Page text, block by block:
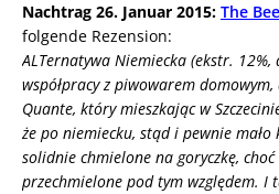
Nachtrag 26. Januar 2015: The
folgende Rezension:
ALTernatywa Niemiecka (ekstr.
współpracy z piwowarem
Quante, który mieszkając w
że po niemiecku, stąd i pewnie
solidnie chmielone na goryczkę,
przechmielone pod tym względem.